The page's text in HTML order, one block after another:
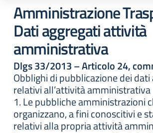
Amministrazione
Dati aggregati attività
amministrativa
Dlgs 33/2013 – Articolo 24,
Obblighi di pubblicazione dei dati
relativi all’attività amministrativa
1. Le pubbliche amministrazioni
organizzano, a fini conoscitivi e
relativi alla propria attività